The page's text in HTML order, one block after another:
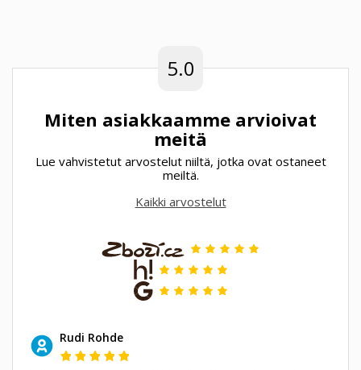
5.0
Miten asiakkaamme arvioivat
meitä
Lue vahvistetut arvostelut niiltä, jotka ovat ostaneet
meiltä.
Kaikki arvostelut
Rudi Rohde